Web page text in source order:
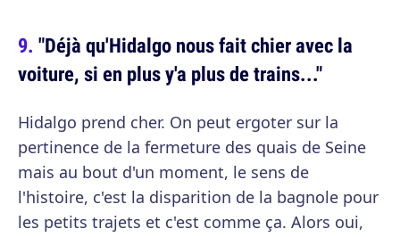
"Déjà qu'Hidalgo nous fait chier avec la
voiture, si en plus y'a plus de trains..."
Hidalgo prend cher. On peut ergoter sur la
pertinence de la fermeture des quais de Seine
mais au bout d'un moment, le sens de
l'histoire, c'est la disparition de la bagnole pour
les petits trajets et c'est comme ça. Alors oui,